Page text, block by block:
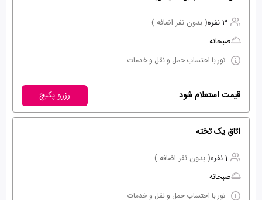
3 نفره
( بدون نفر اضافه )
صبحانه
تور با احتساب حمل و نقل و خدمات
قیمت استعلام شود رزرو پکیج
اتاق یک تخته
1 نفره
( بدون نفر اضافه )
صبحانه
تور با احتساب حمل و نقل و خدمات